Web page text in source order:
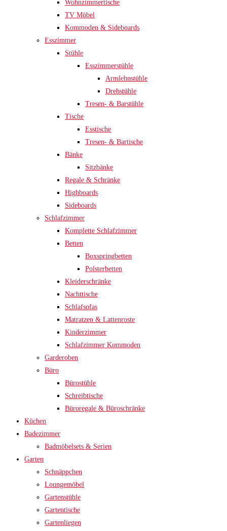
Wohnzimmertische
TV Möbel
Kommoden & Sideboards
Esszimmer
Stühle
Esszimmerstühle
Armlehnstühle
Drehstühle
Tresen- & Barstühle
Tische
Esstische
Tresen- & Bartische
Bänke
Sitzbänke
Regale & Schränke
Highboards
Sideboards
Schlafzimmer
Komplette Schlafzimmer
Betten
Boxspringbetten
Polsterbetten
Kleiderschränke
Nachttische
Schlafsofas
Matratzen & Lattenroste
Kinderzimmer
Schlafzimmer Kommoden
Garderoben
Büro
Bürostühle
Schreibtische
Büroregale & Büroschränke
Küchen
Badezimmer
Badmöbelsets & Serien
Garten
Schnäppchen
Loungemöbel
Gartenstühle
Gartentische
Gartenliegen